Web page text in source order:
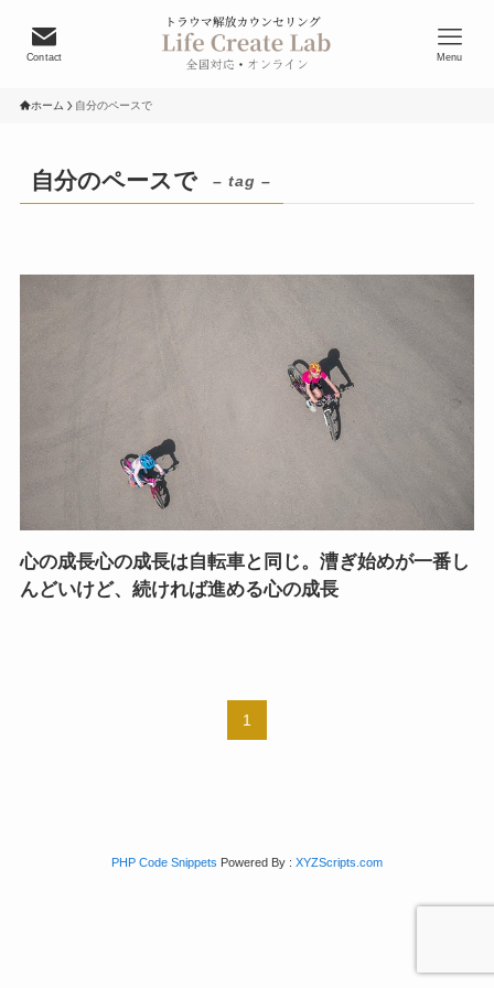
Contact Menu
ホーム 自分のペースで
自分のペースで – tag –
心の成長心の成長は自転車と同じ。漕ぎ始めが一番し
んどいけど、続ければ進める心の成長
1
PHP Code Snippets Powered By : XYZScripts.com